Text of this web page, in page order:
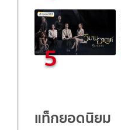
5
แท็กยอดนิยม